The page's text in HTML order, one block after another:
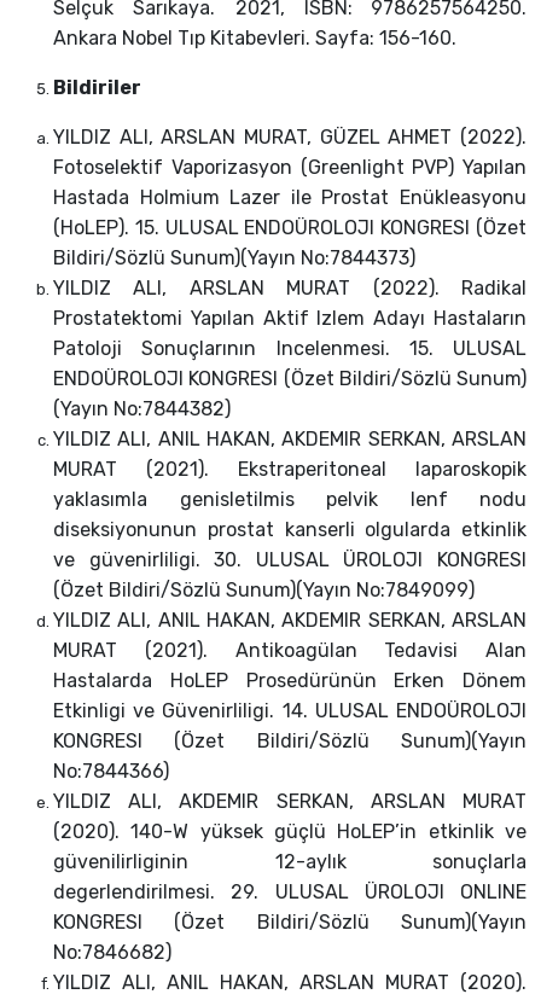
Selçuk Sarıkaya. 2021, ISBN:
9786257564250.
Ankara Nobel Tıp Kitabevleri. Sayfa: 156-160.
Bildiriler
YILDIZ ALI, ARSLAN MURAT, GÜZEL AHMET (2022).
Fotoselektif Vaporizasyon (Greenlight PVP) Yapılan
Hastada Holmium Lazer ile Prostat Enükleasyonu
(HoLEP). 15. ULUSAL ENDOÜROLOJI KONGRESI (Özet
Bildiri/Sözlü Sunum)(Yayın No:7844373)
YILDIZ ALI, ARSLAN MURAT (2022). Radikal
Prostatektomi Yapılan Aktif Izlem Adayı Hastaların
Patoloji Sonuçlarının Incelenmesi. 15. ULUSAL
ENDOÜROLOJI KONGRESI (Özet Bildiri/Sözlü Sunum)
(Yayın No:7844382)
YILDIZ ALI, ANIL HAKAN, AKDEMIR SERKAN, ARSLAN
MURAT (2021). Ekstraperitoneal laparoskopik
yaklasımla genisletilmis pelvik lenf nodu
diseksiyonunun prostat kanserli olgularda etkinlik
ve güvenirliligi. 30. ULUSAL ÜROLOJI KONGRESI
(Özet Bildiri/Sözlü Sunum)(Yayın No:7849099)
YILDIZ ALI, ANIL HAKAN, AKDEMIR SERKAN, ARSLAN
MURAT (2021). Antikoagülan Tedavisi Alan
Hastalarda HoLEP Prosedürünün Erken Dönem
Etkinligi ve Güvenirliligi. 14. ULUSAL ENDOÜROLOJI
KONGRESI (Özet Bildiri/Sözlü Sunum)(Yayın
No:7844366)
YILDIZ ALI, AKDEMIR SERKAN, ARSLAN MURAT
(2020). 140-W yüksek güçlü HoLEP’in etkinlik ve
güvenilirliginin 12-aylık sonuçlarla
degerlendirilmesi. 29. ULUSAL ÜROLOJI ONLINE
KONGRESI (Özet Bildiri/Sözlü Sunum)(Yayın
No:7846682)
YILDIZ ALI, ANIL HAKAN, ARSLAN MURAT (2020).